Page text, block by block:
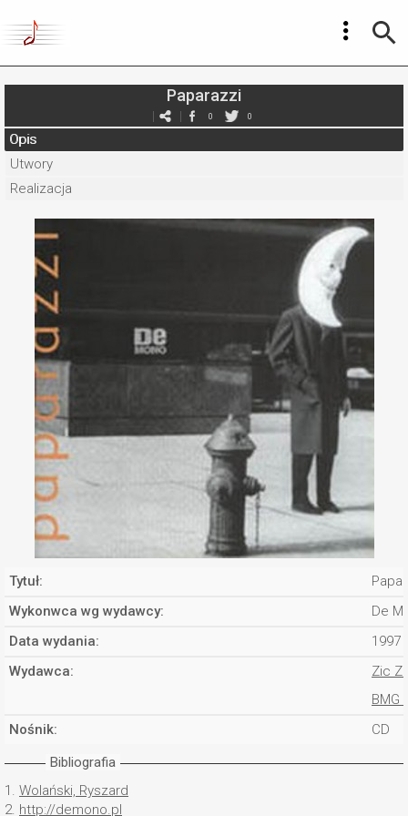
Paparazzi
0 0
Opis
Utwory
Realizacja
Tytuł:
Wykonwca wg wydawcy:
De
Data wydania:
1997
Wydawca:
Zic
BMG
Nośnik:
CD
Bibliografia
1. Wolański, Ryszard
2. http://demono.pl